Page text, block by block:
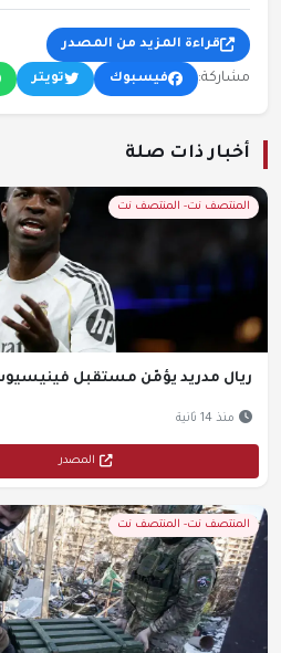
قراءة المزيد من المصدر
مشاركة: فيسبوك تويتر
أخبار ذات صلة
المنتصف نت- المنتصف نت
ريال مدريد يؤمّن مستقبل فينيسيوس
منذ 14 ثانية
المصدر
المنتصف نت- المنتصف نت